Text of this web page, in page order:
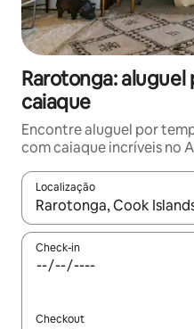
Rarotonga:
caiaque
Encontre aluguel por
com caiaque incríveis no
Localização
Quando os resultados
Check-in
Checkout